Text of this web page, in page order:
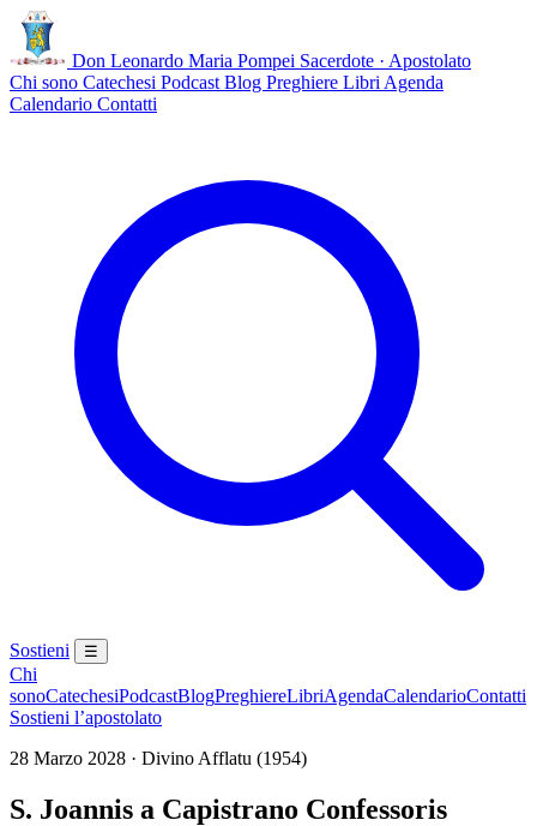
Don Leonardo Maria Pompei Sacerdote · Apostolato
Chi sono Catechesi Podcast Blog Preghiere Libri Agenda
Calendario Contatti
Sostieni ☰
Chi
sonoCatechesiPodcastBlogPreghiereLibriAgendaCalendarioContatti
Sostieni l’apostolato
28 Marzo 2028 · Divino Afflatu (1954)
S. Joannis a Capistrano Confessoris